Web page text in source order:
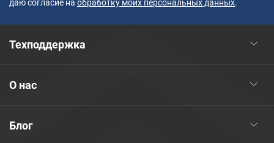
даю согласие на обработку моих персональных данных.
Блог
О нас
Техподдержка